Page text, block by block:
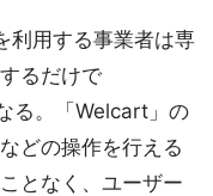
利用する事業者は専
るだけで
る。「Welcart」の
どの操作を行える
となく、ユーザー